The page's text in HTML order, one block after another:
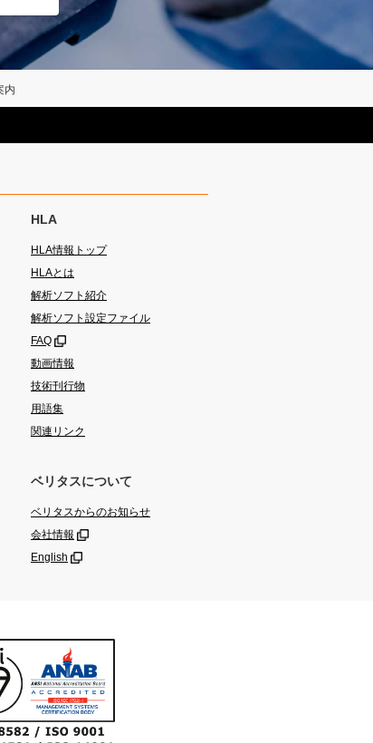
内
HLA
HLA情報トップ
HLAとは
解析ソフト紹介
解析ソフト設定ファイル
FAQ
動画情報
技術刊行物
用語集
関連リンク
ベリタスについて
ベリタスからのお知らせ
会社情報
English